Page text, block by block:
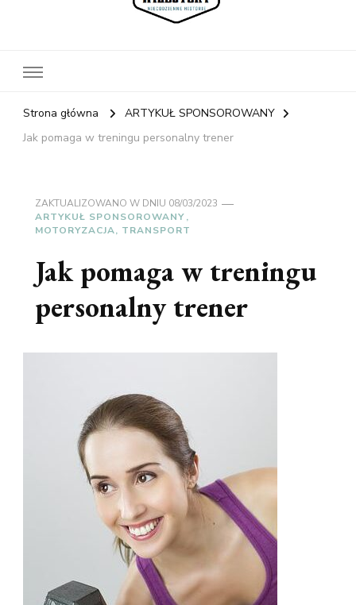
Strona główna
ARTYKUŁ SPONSOROWANY
Jak pomaga w treningu personalny trener
ZAKTUALIZOWANO W DNIU 08/03/2023
ARTYKUŁ SPONSOROWANY
MOTORYZACJA, TRANSPORT
Jak pomaga w treningu
personalny trener